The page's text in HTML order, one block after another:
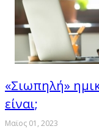
«Σιωπηλή»
είναι;
Μαϊος 01, 2023